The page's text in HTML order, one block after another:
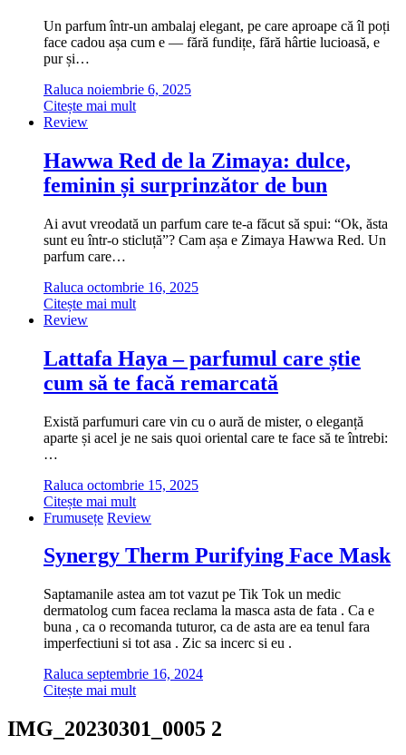
Un parfum într-un ambalaj elegant, pe care aproape că îl poți
face cadou așa cum e — fără fundițe, fără hârtie lucioasă, e
pur și…
Raluca noiembrie 6, 2025
Citește mai mult
Review
Hawwa Red de la Zimaya: dulce,
feminin și surprinzător de bun
Ai avut vreodată un parfum care te-a făcut să spui: “Ok, ăsta
sunt eu într-o sticluță”? Cam așa e Zimaya Hawwa Red. Un
parfum care…
Raluca octombrie 16, 2025
Citește mai mult
Review
Lattafa Haya – parfumul care știe
cum să te facă remarcată
Există parfumuri care vin cu o aură de mister, o eleganță
aparte și acel je ne sais quoi oriental care te face să te întrebi:
…
Raluca octombrie 15, 2025
Citește mai mult
Frumusețe Review
Synergy Therm Purifying Face Mask
Saptamanile astea am tot vazut pe Tik Tok un medic
dermatolog cum facea reclama la masca asta de fata . Ca e
buna , ca o recomanda tuturor, ca de asta are ea tenul fara
imperfectiuni si tot asa . Zic sa incerc si eu .
Raluca septembrie 16, 2024
Citește mai mult
IMG_20230301_0005 2